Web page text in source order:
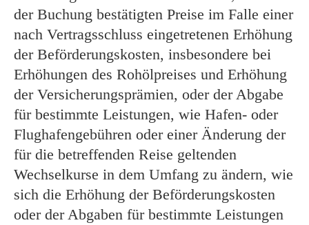
der Buchung bestätigten Preise im Falle einer
nach Vertragsschluss eingetretenen Erhöhung
der Beförderungskosten, insbesondere bei
Erhöhungen des Rohölpreises und Erhöhung
der Versicherungsprämien, oder der Abgabe
für bestimmte Leistungen, wie Hafen- oder
Flughafengebühren oder einer Änderung der
für die betreffenden Reise geltenden
Wechselkurse in dem Umfang zu ändern, wie
sich die Erhöhung der Beförderungskosten
oder der Abgaben für bestimmte Leistungen